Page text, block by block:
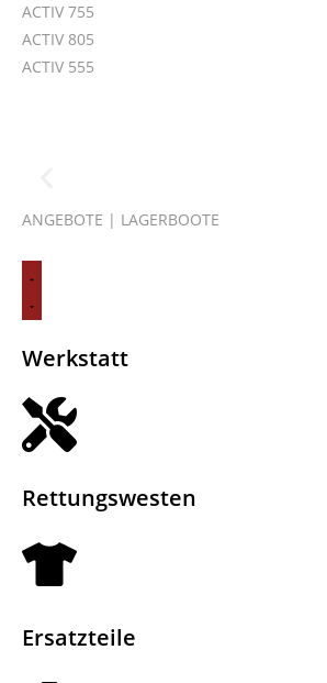
ACTIV 755
ACTIV 805
ACTIV 555
ANGEBOTE | LAGERBOOTE
Werkstatt
Rettungswesten
Ersatzteile